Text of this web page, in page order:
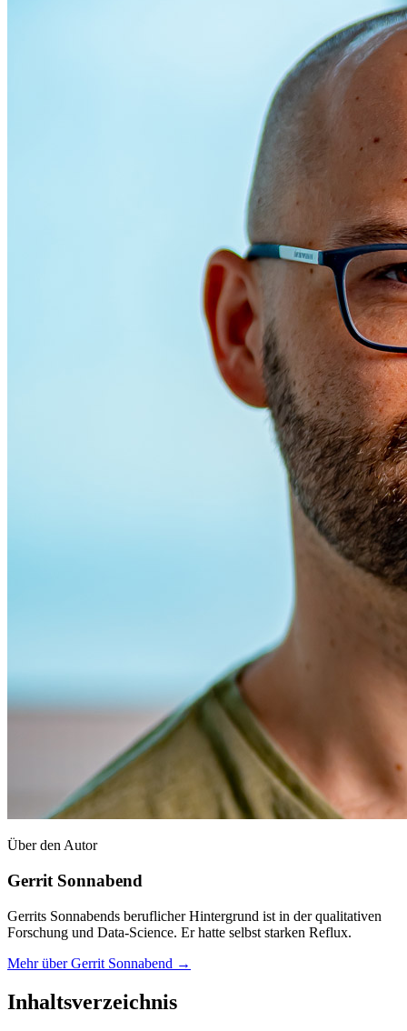
Über den Autor
Gerrit Sonnabend
Gerrits Sonnabends beruflicher Hintergrund ist in der qualitativen
Forschung und Data-Science. Er hatte selbst starken Reflux.
Mehr über Gerrit Sonnabend →
Inhaltsverzeichnis